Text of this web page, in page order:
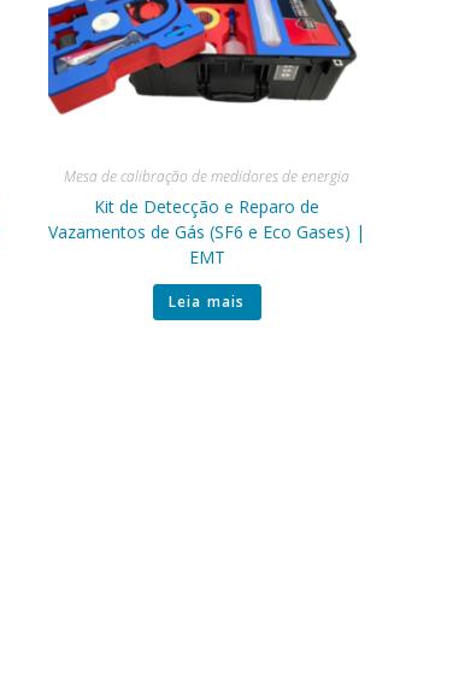
Mesa de calibração de medidores de energia
Kit de Detecção e Reparo de
Vazamentos de Gás (SF6 e Eco Gases) |
EMT
Leia mais